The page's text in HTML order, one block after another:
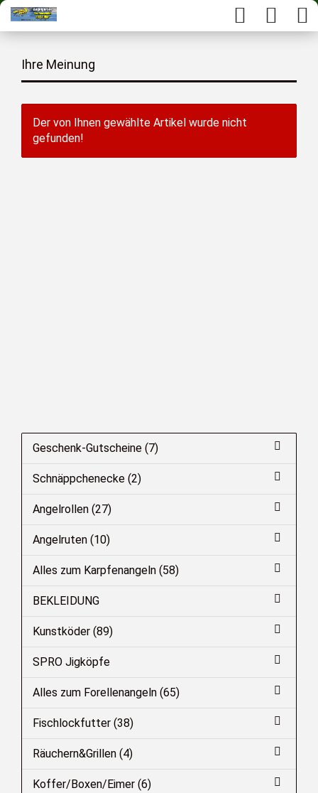
Ihre Meinung
Der von Ihnen gewählte Artikel wurde nicht
gefunden!
Geschenk-Gutscheine (7)
Schnäppchenecke (2)
Angelrollen (27)
Angelruten (10)
Alles zum Karpfenangeln (58)
BEKLEIDUNG
Kunstköder (89)
SPRO Jigköpfe
Alles zum Forellenangeln (65)
Fischlockfutter (38)
Räuchern&Grillen (4)
Koffer/Boxen/Eimer (6)